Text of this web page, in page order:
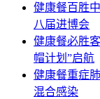
健康餐百胜
八届进博会
健康餐必胜
帽计划”启航
健康餐重症
混合感染